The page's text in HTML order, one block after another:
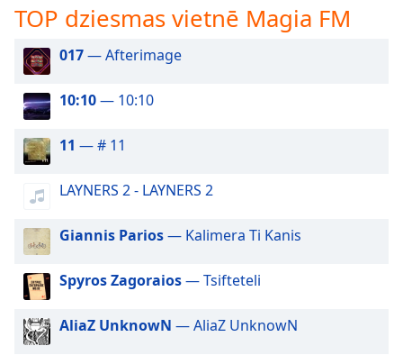
settings
dialog
subtitles
off
selected
Track
Picture
Fullscreen
modal
window.
TOP dziesmas vietnē Magia FM
017— Afterimage
10:10— 10:10
11 — # 11
LAYNERS 2 - LAYNERS 2
Giannis Parios— Kalimera Ti Kanis
Spyros Zagoraios— Tsifteteli
AliaZ UnknowN — AliaZ UnknowN